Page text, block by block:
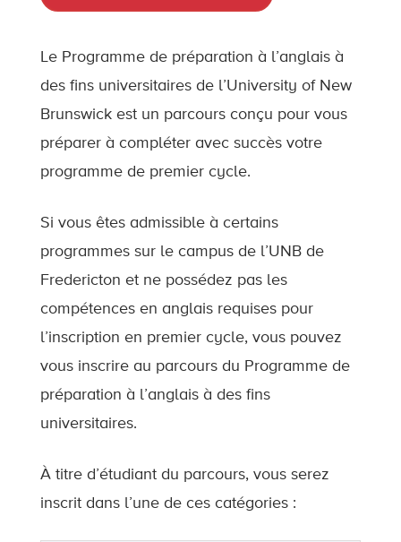
Le Programme de préparation à l’anglais à
des fins universitaires de l’University of New
Brunswick est un parcours conçu pour vous
préparer à compléter avec succès votre
programme de premier cycle.
Si vous êtes admissible à certains
programmes sur le campus de l’UNB de
Fredericton et ne possédez pas les
compétences en anglais requises pour
l’inscription en premier cycle, vous pouvez
vous inscrire au parcours du Programme de
préparation à l’anglais à des fins
universitaires.
À titre d’étudiant du parcours, vous serez
inscrit dans l’une de ces catégories :